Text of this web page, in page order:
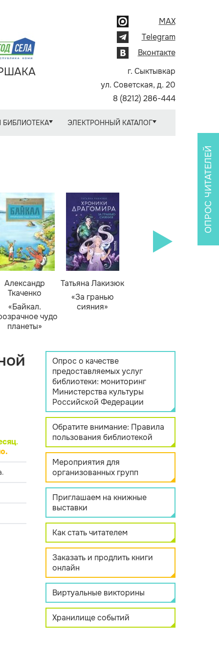
MAX
Telegram
Вконтакте
г. Сыктывкар
ул. Советская, д. 20
8 (8212) 286-444
БИБЛИОТЕКА ЭЛЕКТРОННЫЙ КАТАЛОГ
Александр
Ткаченко
«Байкал.
чудо
планеты»
Татьяна Лакизюк
«За гранью
сияния»
.
ОПРОС ЧИТАТЕЛЕЙ
Опрос о качестве
предоставляемых услуг
библиотеки: мониторинг
Министерства культуры
Российской Федерации
Обратите внимание: Правила
пользования библиотекой
Мероприятия для
организованных групп
Приглашаем на книжные
выставки
Как стать читателем
Заказать и продлить книги
онлайн
Виртуальные викторины
Хранилище событий